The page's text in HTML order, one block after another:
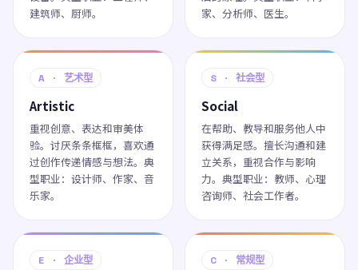
建筑师、厨师。
家、分析师、医生。
A · 艺术型
Artistic
重视创意、表达和审美体
验。讨厌条条框框，喜欢通
过创作传递情感与想法。典
型职业：设计师、作家、音
乐家。
S · 社会型
Social
在帮助、教导和服务他人中
获得满足感。擅长沟通和建
立关系，重视合作与影响
力。典型职业：教师、心理
咨询师、社会工作者。
E · 企业型 C · 常规型